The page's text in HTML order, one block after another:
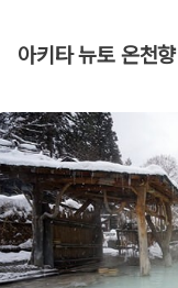
아키타 뉴토 온천향